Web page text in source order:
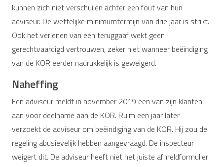
kunnen zich niet verschuilen achter een fout van hun
adviseur. De wettelijke minimumtermijn van drie jaar is strikt.
Ook het verlenen van een teruggaaf wekt geen
gerechtvaardigd vertrouwen, zeker niet wanneer beëindiging
van de KOR eerder nadrukkelijk is geweigerd.
Naheffing
Een adviseur meldt in november 2019 een van zijn klanten
aan voor deelname aan de KOR. Ruim een jaar later
verzoekt de adviseur om beëindiging van de KOR. Hij zou de
regeling abusievelijk hebben aangevraagd. De inspecteur
weigert dit. De adviseur heeft niet het juiste afmeldformulier